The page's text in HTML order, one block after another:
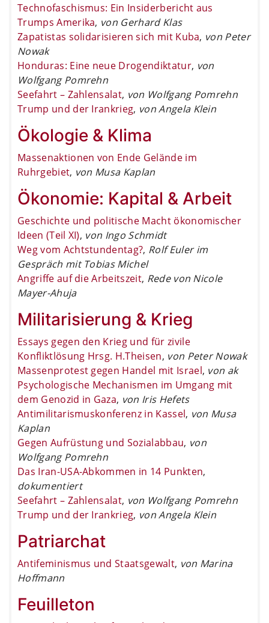
Technofaschismus: Ein Insiderbericht aus
Trumps Amerika, von Gerhard Klas
Zapatistas solidarisieren sich mit Kuba, von Peter
Nowak
Honduras: Eine neue Drogendiktatur, von
Wolfgang Pomrehn
Seefahrt – Zahlensalat, von Wolfgang Pomrehn
Trump und der Irankrieg, von Angela Klein
Ökologie & Klima
Massenaktionen von Ende Gelände im
Ruhrgebiet, von Musa Kaplan
Ökonomie: Kapital & Arbeit
Geschichte und politische Macht ökonomischer
Ideen (Teil XI), von Ingo Schmidt
Weg vom Achtstundentag?, Rolf Euler im
Gespräch mit Tobias Michel
Angriffe auf die Arbeitszeit, Rede von Nicole
Mayer-Ahuja
Militarisierung & Krieg
Essays gegen den Krieg und für zivile
Konfliktlösung Hrsg. H.Theisen, von Peter Nowak
Massenprotest gegen Handel mit Israel, von ak
Psychologische Mechanismen im Umgang mit
dem Genozid in Gaza, von Iris Hefets
Antimilitarismuskonferenz in Kassel, von Musa
Kaplan
Gegen Aufrüstung und Sozialabbau, von
Wolfgang Pomrehn
Das Iran-USA-Abkommen in 14 Punkten,
dokumentiert
Seefahrt – Zahlensalat, von Wolfgang Pomrehn
Trump und der Irankrieg, von Angela Klein
Patriarchat
Antifeminismus und Staatsgewalt, von Marina
Hoffmann
Feuilleton